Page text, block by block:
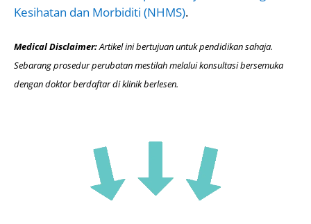
Kesihatan dan Morbiditi (NHMS).
Medical Disclaimer:Artikel ini bertujuan untuk pendidikan sahaja.
Sebarang prosedur perubatan mestilah melalui konsultasi bersemuka
dengan doktor berdaftar di klinik berlesen.